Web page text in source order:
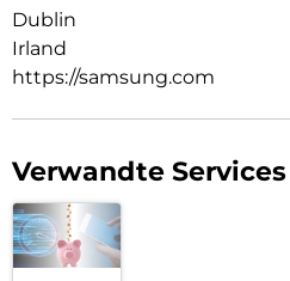
Dublin
Irland
https://samsung.com
Verwandte Services